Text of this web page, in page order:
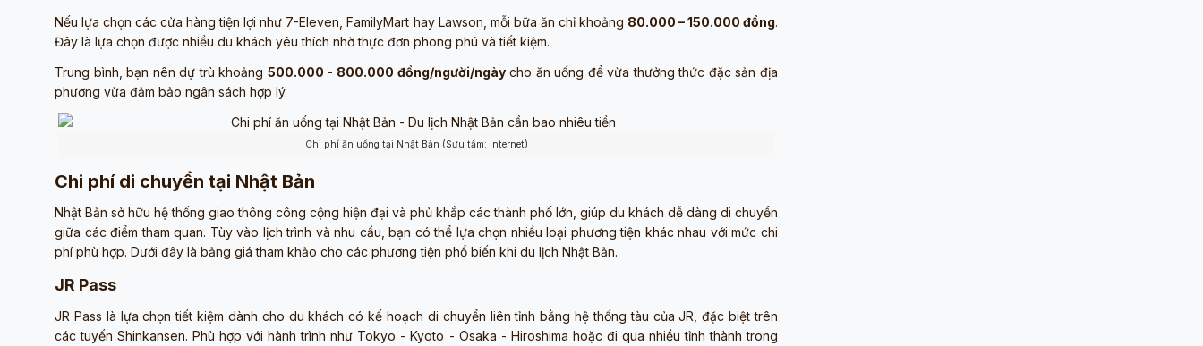
Nếu lựa chọn các cửa hàng tiện lợi như 7-Eleven, FamilyMart hay Lawson, mỗi bữa ăn chỉ khoảng 80.000 – 150.000 đồng.
Đây là lựa chọn được nhiều du khách yêu thích nhờ thực đơn phong phú và tiết kiệm.
Trung bình, bạn nên dự trù khoảng 500.000 - 800.000 đồng/người/ngàycho ăn uống để vừa thưởng thức đặc sản địa
phương vừa đảm bảo ngân sách hợp lý.
Chi phí ăn uống tại Nhật Bản (Sưu tầm: Internet)
Chi phí di chuyển tại Nhật Bản
Nhật Bản sở hữu hệ thống giao thông công cộng hiện đại và phủ khắp các thành phố lớn, giúp du khách dễ dàng di chuyển
giữa các điểm tham quan. Tùy vào lịch trình và nhu cầu, bạn có thể lựa chọn nhiều loại phương tiện khác nhau với mức chi
phí phù hợp. Dưới đây là bảng giá tham khảo cho các phương tiện phổ biến khi du lịch Nhật Bản.
JR Pass
JR Pass là lựa chọn tiết kiệm dành cho du khách có kế hoạch di chuyển liên tỉnh bằng hệ thống tàu của JR, đặc biệt trên
các tuyến Shinkansen. Phù hợp với hành trình như Tokyo - Kyoto - Osaka - Hiroshima hoặc đi qua nhiều tỉnh thành trong